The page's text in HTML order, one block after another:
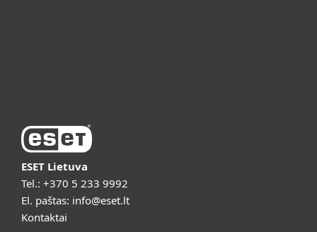
ESET Lietuva
Tel.: +370 5 233 9992
El. paštas: info@eset.lt
Kontaktai